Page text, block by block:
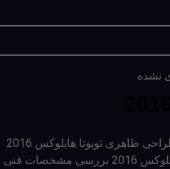
نشده
تست و بررسی تویوتا هایلوکس 2016 در این مقاله: بررسی طراحی ظاهری تویوتا هایلوکس 2016
بررسی کابین تویوتا هایلوکس 2016 بررسی امکانات تویوتا هایلوکس 2016 بررسی مشخصات فنی